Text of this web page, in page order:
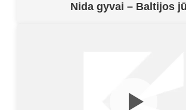
Nida gyvai – Baltijos